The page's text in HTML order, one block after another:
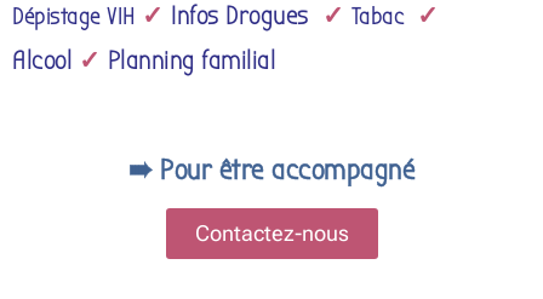
Dépistage VIH ✓ Infos Drogues ✓ Tabac ✓
Alcool ✓ Planning familial
➠ Pour être accompagné
Contactez-nous